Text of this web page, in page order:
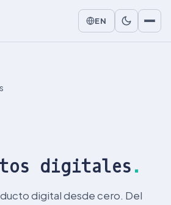
EN
digitales.
digital desde cero. Del